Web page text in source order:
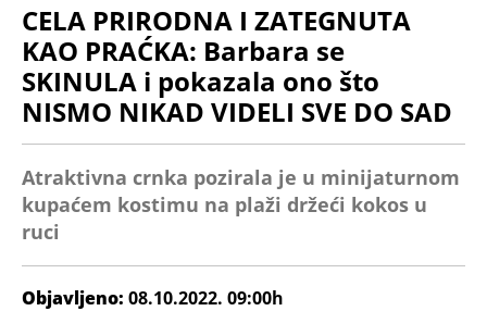
CELA PRIRODNA I ZATEGNUTA
KAO PRAĆKA: Barbara se
SKINULA i pokazala ono što
NISMO NIKAD VIDELI SVE DO SAD
Atraktivna crnka pozirala je u minijaturnom
kupaćem kostimu na plaži držeći kokos u
ruci
Objavljeno: 08.10.2022. 09:00h